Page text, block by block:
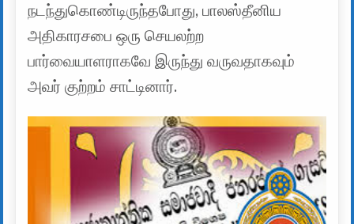
நடந்துகொண்டிருந்தபோது, ​​பாலஸ்தீனிய
அதிகாரசபை ஒரு செயலற்ற
பார்வையாளராகவே இருந்து வருவதாகவும்
அவர் குற்றம் சாட்டினார்.